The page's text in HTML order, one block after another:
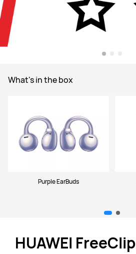
What's in the box
Purple EarBuds
HUAWEI FreeClip